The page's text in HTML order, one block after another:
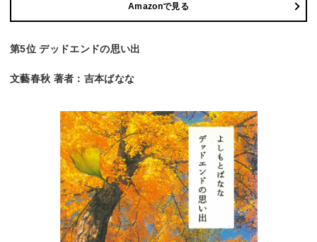
Amazonで見る
第5位 デッドエンドの思い出
文藝春秋 著者：吉本ばなな